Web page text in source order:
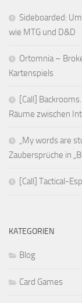
Sideboarded:
wie MTG und D&D
Ortomnia –
Kartenspiels
[Call]
Räume zwischen
„My words are
Zaubersprüche in
[Call] Tactical-
KATEGORIEN
Blog
Card Games